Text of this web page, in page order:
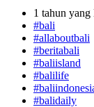
1 tahun yang
#bali
#allaboutbali
#beritabali
#baliisland
#balilife
#balidaily